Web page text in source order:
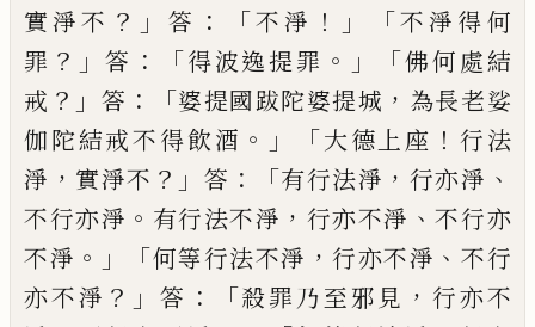
實淨不 ？」答 ： 「不淨 ！」「不淨得何
罪 ？」答 ：「得波逸提罪 。」「佛何處結
戒 ？」 答 ：「婆提國跋陀婆提城 ， 為長老娑
伽陀結戒不得飲酒 。」「大德上座 ！ 行法
淨 ， 實淨不 ？」 答 ： 「有行法淨 ， 行亦淨 、
不行亦淨 。 有行法不淨 ， 行亦不淨 、不行亦
不淨 。」「何等行法不淨 ，行亦不淨 、不行
亦不淨 ？」 答 ：「殺罪乃至邪見 ， 行亦不